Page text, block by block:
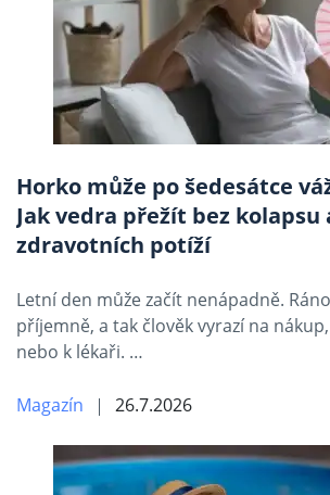
Horko může po šedesátce
Jak vedra přežít bez kolapsu
zdravotních potíží
Letní den může začít nenápadně.
příjemně, a tak člověk vyrazí na
nebo k lékaři. …
Magazín 26.7.2026